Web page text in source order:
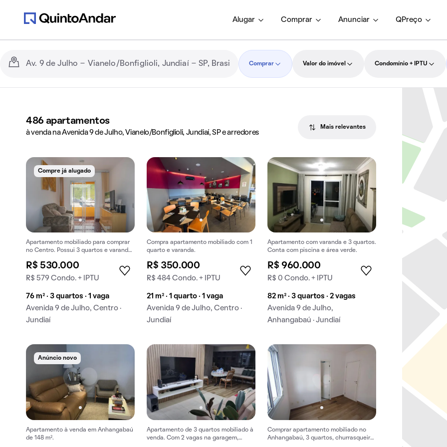
Alugar Comprar Anunciar QPreço
Comprar Valor do imóvel Condomínio + IPTU
486 apartamentos
à venda na Avenida 9 de Julho, Vianelo/Bonfiglioli, Jundiaí, SP e arredores
Mais relevantes
Compre já alugado
Apartamento mobiliado para comprar
no Centro. Possui 3 quartos e varanda
R$ 530.000
R$ 579 Condo. + IPTU
76 m² · 3 quartos · 1 vaga
Avenida 9 de Julho, Centro ·
Jundiaí
Compra apartamento mobiliado com 1
quarto e varanda.
R$ 350.000
R$ 484 Condo. + IPTU
21 m² · 1 quarto · 1 vaga
Avenida 9 de Julho, Centro ·
Jundiaí
Apartamento com varanda e 3 quartos.
Conta com piscina e área verde.
R$ 960.000
R$ 0 Condo. + IPTU
82 m² · 3 quartos · 2 vagas
Avenida 9 de Julho,
Anhangabaú · Jundiaí
Anúncio novo
Apartamento à venda em Anhangabaú
de 148 m².
Apartamento de 3 quartos mobiliado à
venda. Com 2 vagas na garagem,
Comprar apartamento mobiliado no
Anhangabaú, 3 quartos, churrasqueira